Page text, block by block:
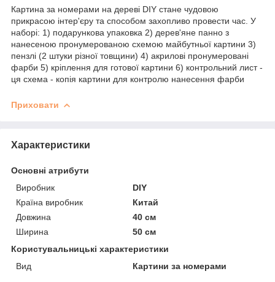
Картина за номерами на дереві DIY стане чудовою
прикрасою інтер'єру та способом захопливо провести час. У
наборі: 1) подарункова упаковка 2) дерев'яне панно з
нанесеною пронумерованою схемою майбутньої картини 3)
пензлі (2 штуки різної товщини) 4) акрилові пронумеровані
фарби 5) кріплення для готової картини 6) контрольний лист -
ця схема - копія картини для контролю нанесення фарби
Приховати
Характеристики
Основні атрибути
Виробник
DIY
Країна виробник
Китай
Довжина
40 см
Ширина
50 см
Користувальницькі характеристики
Вид
Картини за номерами